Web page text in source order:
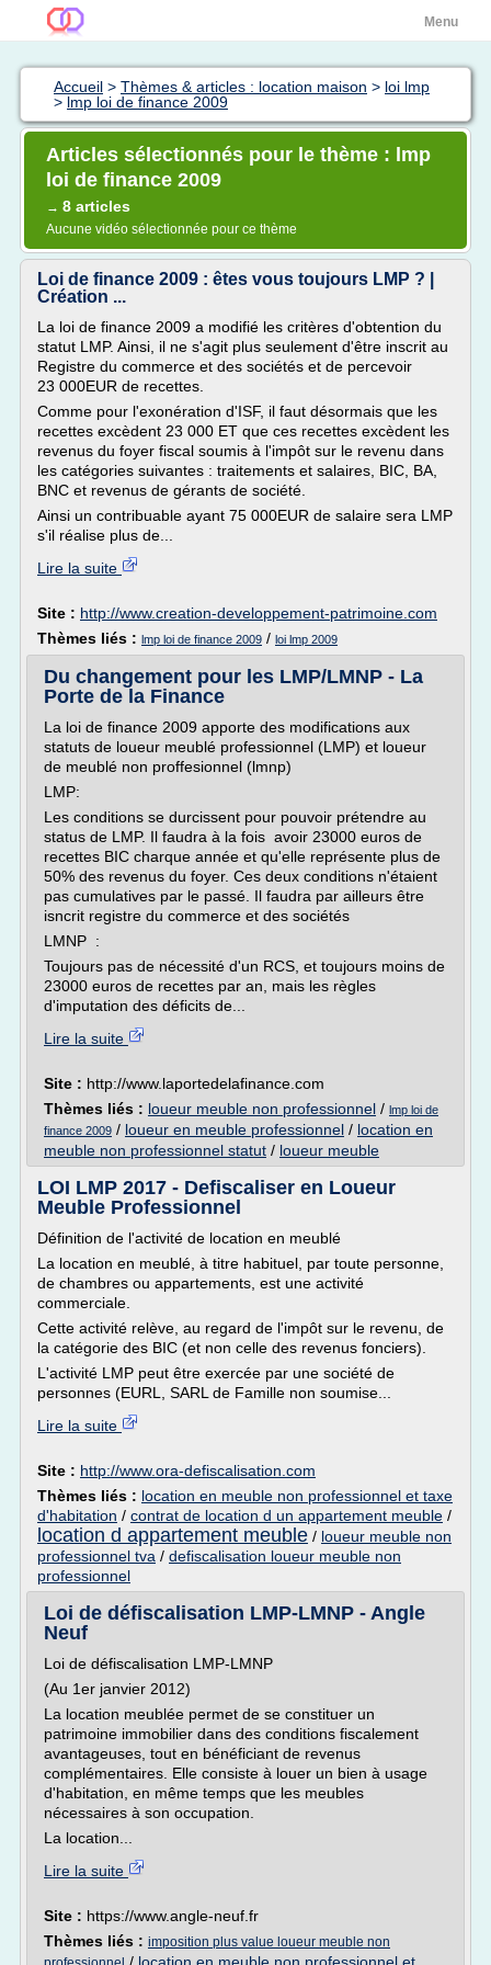
Menu
Accueil > Thèmes & articles : location maison > loi lmp
> lmp loi de finance 2009
Articles sélectionnés pour le thème : lmp
loi de finance 2009
→ 8 articles
Aucune vidéo sélectionnée pour ce thème
Loi de finance 2009 : êtes vous toujours LMP ? |
Création ...
La loi de finance 2009 a modifié les critères d'obtention du
statut LMP. Ainsi, il ne s'agit plus seulement d'être inscrit au
Registre du commerce et des sociétés et de percevoir
23 000EUR de recettes.
Comme pour l'exonération d'ISF, il faut désormais que les
recettes excèdent 23 000 ET que ces recettes excèdent les
revenus du foyer fiscal soumis à l'impôt sur le revenu dans
les catégories suivantes : traitements et salaires, BIC, BA,
BNC et revenus de gérants de société.
Ainsi un contribuable ayant 75 000EUR de salaire sera LMP
s'il réalise plus de...
Lire la suite
Site : http://www.creation-developpement-patrimoine.com
Thèmes liés : lmp loi de finance 2009 / loi lmp 2009
Du changement pour les LMP/LMNP - La
Porte de la Finance
La loi de finance 2009 apporte des modifications aux
statuts de loueur meublé professionnel (LMP) et loueur
de meublé non proffesionnel (lmnp)
LMP:
Les conditions se durcissent pour pouvoir prétendre au
status de LMP. Il faudra à la fois avoir 23000 euros de
recettes BIC charque année et qu'elle représente plus de
50% des revenus du foyer. Ces deux conditions n'étaient
pas cumulatives par le passé. Il faudra par ailleurs être
isncrit registre du commerce et des sociétés
LMNP :
Toujours pas de nécessité d'un RCS, et toujours moins de
23000 euros de recettes par an, mais les règles
d'imputation des déficits de...
Lire la suite
Site : http://www.laportedelafinance.com
Thèmes liés : loueur meuble non professionnel / lmp loi de
finance 2009 / loueur en meuble professionnel / location en
meuble non professionnel statut / loueur meuble
LOI LMP 2017 - Defiscaliser en Loueur
Meuble Professionnel
Définition de l'activité de location en meublé
La location en meublé, à titre habituel, par toute personne,
de chambres ou appartements, est une activité
commerciale.
Cette activité relève, au regard de l'impôt sur le revenu, de
la catégorie des BIC (et non celle des revenus fonciers).
L'activité LMP peut être exercée par une société de
personnes (EURL, SARL de Famille non soumise...
Lire la suite
Site : http://www.ora-defiscalisation.com
Thèmes liés : location en meuble non professionnel et taxe
d'habitation / contrat de location d un appartement meuble /
location d appartement meuble / loueur meuble non
professionnel tva / defiscalisation loueur meuble non
professionnel
Loi de défiscalisation LMP-LMNP - Angle
Neuf
Loi de défiscalisation LMP-LMNP
(Au 1er janvier 2012)
La location meublée permet de se constituer un
patrimoine immobilier dans des conditions fiscalement
avantageuses, tout en bénéficiant de revenus
complémentaires. Elle consiste à louer un bien à usage
d'habitation, en même temps que les meubles
nécessaires à son occupation.
La location...
Lire la suite
Site : https://www.angle-neuf.fr
Thèmes liés : imposition plus value loueur meuble non